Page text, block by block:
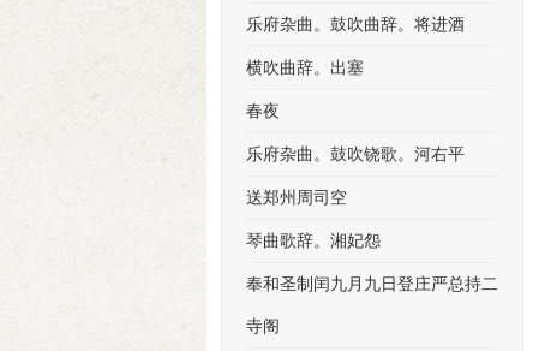
乐府杂曲。鼓吹曲辞。将进酒
横吹曲辞。出塞
春夜
乐府杂曲。鼓吹铙歌。河右平
送郑州周司空
琴曲歌辞。湘妃怨
奉和圣制闰九月九日登庄严总持二
寺阁